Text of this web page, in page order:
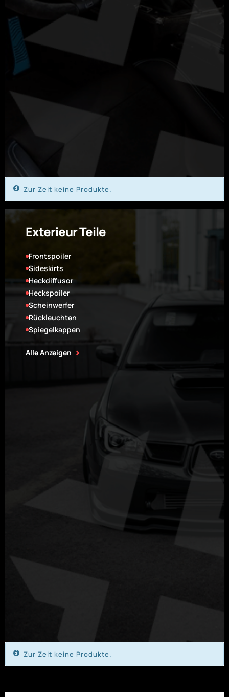
Zur Zeit keine Produkte.
Exterieur Teile
Frontspoiler
Sideskirts
Heckdiffusor
Heckspoiler
Scheinwerfer
Rückleuchten
Spiegelkappen
Alle Anzeigen
Zur Zeit keine Produkte.